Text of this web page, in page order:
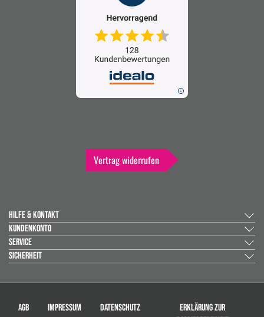
Vertrag widerrufen
HILFE & KONTAKT
KUNDENKONTO
SERVICE
SICHERHEIT
AGB IMPRESSUM DATENSCHUTZ
ERKLÄRUNG ZUR